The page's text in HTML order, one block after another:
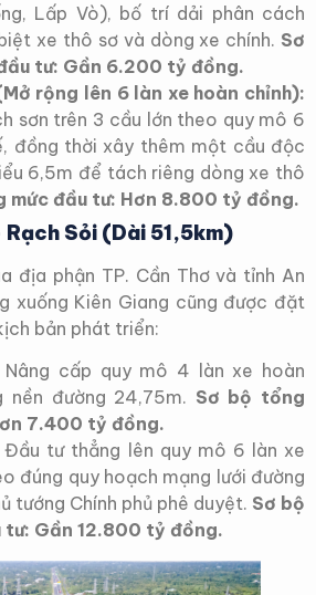
Lấp Vò), bố trí dải phân cách
xe thô sơ và dòng xe chính. Sơ
tư: Gần 6.200 tỷ đồng.
rộng lên 6 làn xe hoàn chỉnh):
sơn trên 3 cầu lớn theo quy mô 6
đồng thời xây thêm một cầu độc
6,5m để tách riêng dòng xe thô
mức đầu tư: Hơn 8.800 tỷ đồng.
Sỏi (Dài 51,5km)
địa phận TP. Cần Thơ và tỉnh An
xuống Kiên Giang cũng được đặt
bản phát triển:
Nâng cấp quy mô 4 làn xe hoàn
nền đường 24,75m. Sơ bộ tổng
7.400 tỷ đồng.
Đầu tư thẳng lên quy mô 6 làn xe
đúng quy hoạch mạng lưới đường
tướng Chính phủ phê duyệt. Sơ bộ
tư: Gần 12.800 tỷ đồng.